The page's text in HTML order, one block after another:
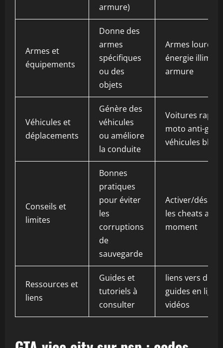
armure)
Armes et
équipements
Donne des
armes
spécifiques
ou des
objets
Armes lourdes,
énergie
armure
Véhicules et
déplacements
Génère des
véhicules
ou améliore
la conduite
Voitures
moto anti-
véhicules
Conseils et
limites
Bonnes
pratiques
pour éviter
les
corruptions
de
sauvegarde
Activer/
les cheats au
moment
Ressources et
liens
Guides et
tutoriels à
consulter
liens vers des
guides en
vidéos